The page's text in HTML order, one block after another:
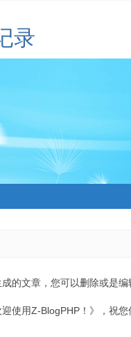
录
的文章，您可以删除或是编
使用Z-BlogPHP！》，祝